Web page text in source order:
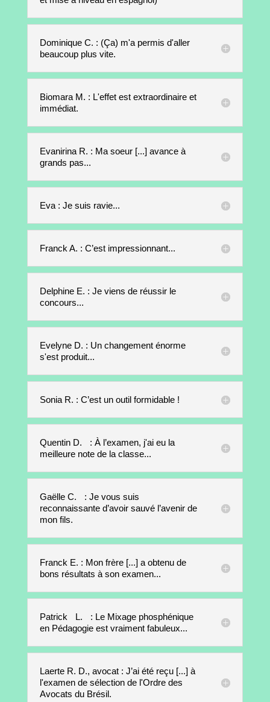
Dominique C. : (Ça) m'a permis d'aller
beaucoup plus vite.
Biomara M. : L'effet est extraordinaire et
immédiat.
Evanirina R. : Ma soeur [...] avance à
grands pas...
Eva : Je suis ravie...
Franck A. : C’est impressionnant...
Delphine E. : Je viens de réussir le
concours...
Evelyne D. : Un changement énorme
s'est produit...
Sonia R. : C’est un outil formidable !
Quentin D. : À l’examen, j'ai eu la
meilleure note de la classe...
Gaëlle C. : Je vous suis
reconnaissante d’avoir sauvé l’avenir de
mon fils.
Franck E. : Mon frère [...] a obtenu de
bons résultats à son examen...
Patrick L. : Le Mixage phosphénique
en Pédagogie est vraiment fabuleux...
Laerte R. D., avocat : J’ai été reçu [...] à
l'examen de sélection de l'Ordre des
Avocats du Brésil.